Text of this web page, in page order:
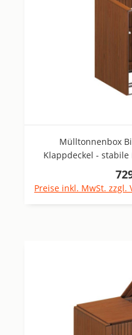
Mülltonnenbox
Klappdeckel -
Preise inkl. MwSt. zzgl.